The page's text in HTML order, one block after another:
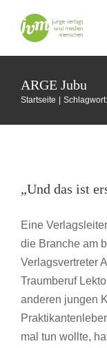
Inhalt
springen
ARGE Jubu
Startseite
„Und das ist
Eine
die Branche am
Verlagsvertreter
Traumberuf
anderen jungen
mal tun wollte,